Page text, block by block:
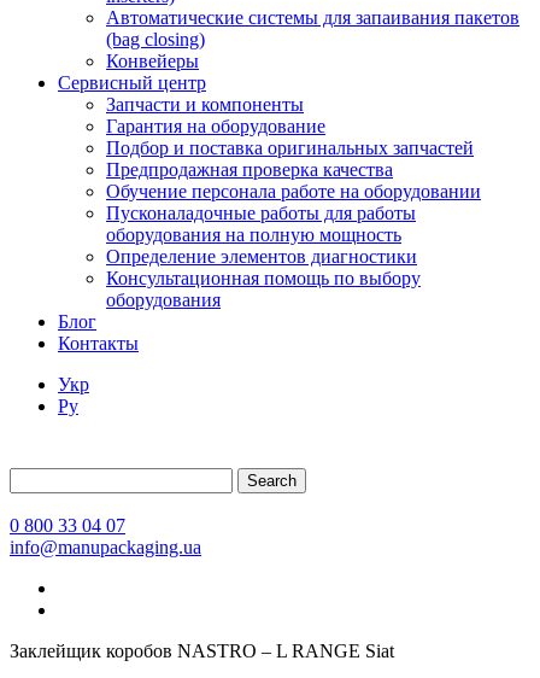
Автоматические системы для запаивания пакетов
(bag closing)
Конвейеры
Сервисный центр
Запчасти и компоненты
Гарантия на оборудование
Подбор и поставка оригинальных запчастей
Предпродажная проверка качества
Обучение персонала работе на оборудовании
Пусконаладочные работы для работы
оборудования на полную мощность
Определение элементов диагностики
Консультационная помощь по выбору
оборудования
Блог
Контакты
Укр
Ру
Search
0 800 33 04 07
info@manupackaging.ua
Заклейщик коробов NASTRO – L RANGE Siat